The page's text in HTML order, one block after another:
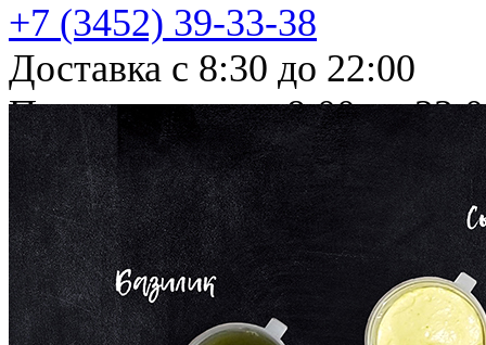
+7 (3452) 39-33-38
Доставка с 8:30 до 22:00
Прием заказов с 8:00 до